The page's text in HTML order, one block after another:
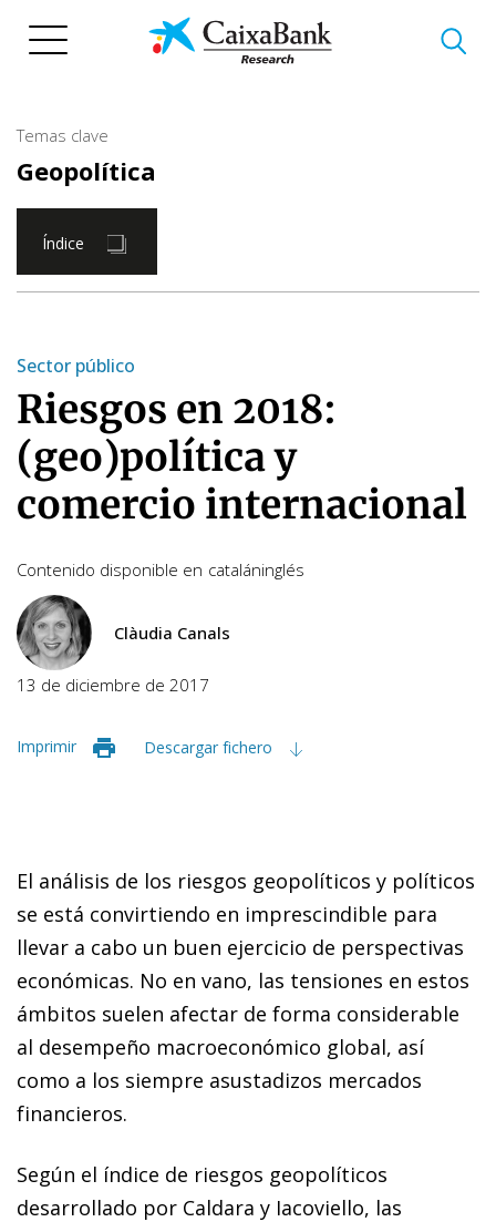
Temas clave
Geopolítica
Índice
Sector público
Riesgos en 2018:
(geo)política y
comercio internacional
Contenido disponible en cataláninglés
Clàudia Canals
13 de diciembre de 2017
Imprimir Descargar fichero
El análisis de los riesgos geopolíticos y políticos
se está convirtiendo en imprescindible para
llevar a cabo un buen ejercicio de perspectivas
económicas. No en vano, las tensiones en estos
ámbitos suelen afectar de forma considerable
al desempeño macroeconómico global, así
como a los siempre asustadizos mercados
financieros.
Según el índice de riesgos geopolíticos
desarrollado por Caldara y Iacoviello, las